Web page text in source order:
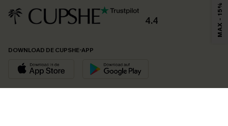
4.4
DOWNLOAD DE CUPSHE-APP
MAX - 15%